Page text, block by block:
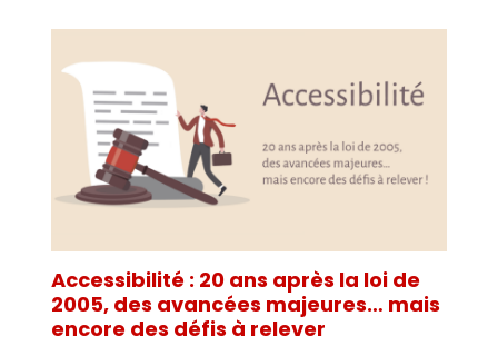
Accessibilité : 20 ans après la loi de
2005, des avancées majeures… mais
encore des défis à relever